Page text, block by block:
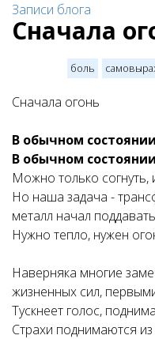
Записи блога
Сначала
боль
Сначала огонь
В обычном
В обычном
Можно только согнуть,
Но наша задача -
металл начал
Нужно тепло, нужен
Наверняка многие
жизненных сил,
Тускнеет голос,
Страхи поднимаются